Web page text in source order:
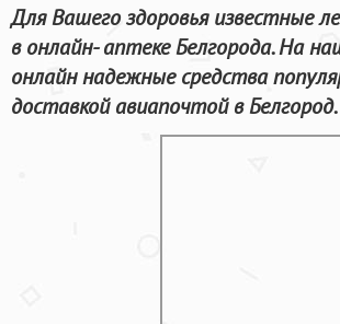
Для Вашего здоровья известные
в онлайн- аптеке Белгорода. На
онлайн надежные средства
доставкой авиапочтой в Белгород.